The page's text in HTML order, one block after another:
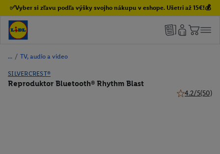
✅Vyber si zľavu podľa výšky svojho nákupu v eshope. Ušetri až 15€!💰
/ TV, audio a video
SILVERCREST®
Reproduktor Bluetooth® Rhythm Blast
4.2/5(50)